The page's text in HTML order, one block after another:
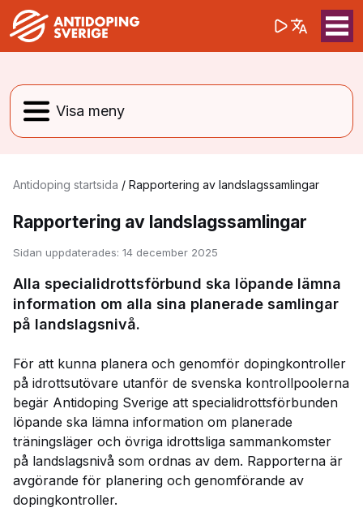
Sök på(opens in a
Antidoping startsida / Rapportering av landslagssamlingar
Rapportering av landslagssamlingar
Sidan uppdaterades: 14 december 2025
Alla specialidrottsförbund ska löpande lämna
information om alla sina planerade samlingar
på landslagsnivå.
För att kunna planera och genomför dopingkontroller
på idrottsutövare utanför de svenska kontrollpoolerna
begär Antidoping Sverige att specialidrottsförbunden
löpande ska lämna information om planerade
träningsläger och övriga idrottsliga sammankomster
på landslagsnivå som ordnas av dem. Rapporterna är
avgörande för planering och genomförande av
dopingkontroller.